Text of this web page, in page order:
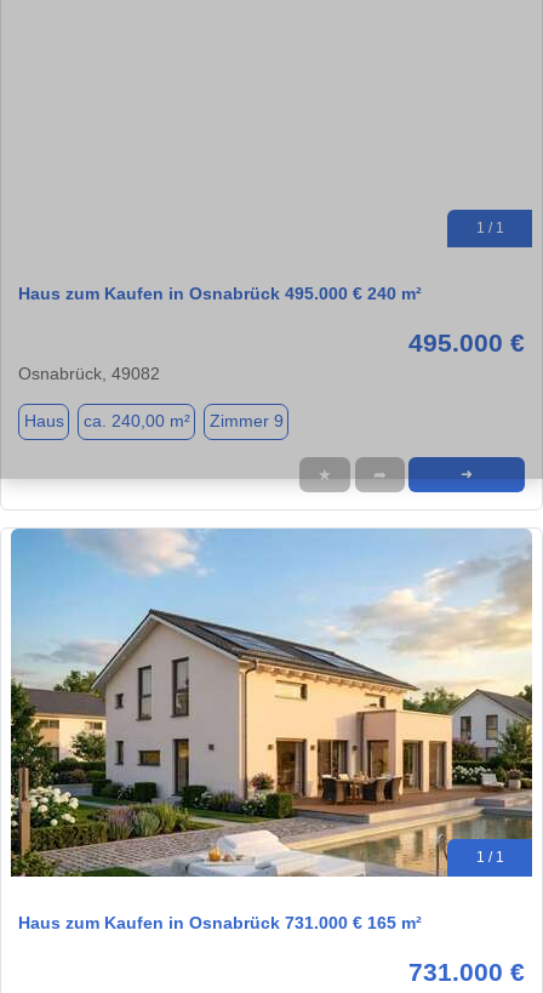
1 / 1
Haus zum Kaufen in Osnabrück 495.000 € 240 m²
495.000 €
Osnabrück, 49082
Haus ca. 240,00 m² Zimmer 9
★ ➦ ➜
1 / 1
Haus zum Kaufen in Osnabrück 731.000 € 165 m²
731.000 €